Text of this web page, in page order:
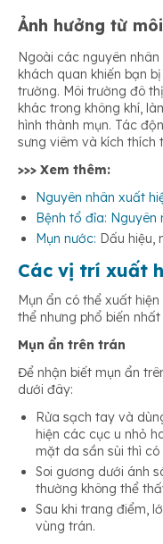
Ảnh hưởng từ
Ngoài các nguyên
khách quan khiến bạn
trường. Môi trường đô
khác trong không khí,
hình thành mụn. Tác
sưng viêm và kích thích
>>> Xem thêm:
Nguyên nhân xuất
Bệnh tổ đỉa: Nguyên
Mụn nước: Dấu hiệu,
Các vị trí xuất
Mụn ẩn có thể xuất
thể nhưng phổ biến
Mụn ẩn trên trán
Để nhận biết mụn ẩn
dưới đây:
Rửa sạch tay và
hiện các cục u nhỏ
mặt da sần sùi thì
Soi gương dưới ánh
thường không thể
Sau khi trang điểm,
vùng trán.